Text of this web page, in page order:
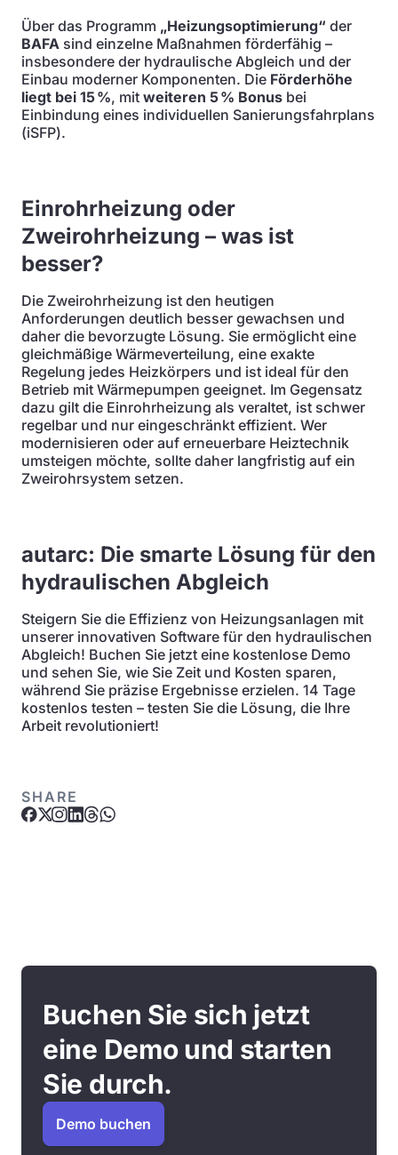
Über das Programm „Heizungsoptimierung“ der
BAFA sind einzelne Maßnahmen förderfähig –
insbesondere der hydraulische Abgleich und der
Einbau moderner Komponenten. Die Förderhöhe
liegt bei 15 %, mit weiteren 5 % Bonus bei
Einbindung eines individuellen Sanierungsfahrplans
(iSFP).
Einrohrheizung oder
Zweirohrheizung – was ist
besser?
Die Zweirohrheizung ist den heutigen
Anforderungen deutlich besser gewachsen und
daher die bevorzugte Lösung. Sie ermöglicht eine
gleichmäßige Wärmeverteilung, eine exakte
Regelung jedes Heizkörpers und ist ideal für den
Betrieb mit Wärmepumpen geeignet. Im Gegensatz
dazu gilt die Einrohrheizung als veraltet, ist schwer
regelbar und nur eingeschränkt effizient. Wer
modernisieren oder auf erneuerbare Heiztechnik
umsteigen möchte, sollte daher langfristig auf ein
Zweirohrsystem setzen.
autarc: Die smarte Lösung für den
hydraulischen Abgleich
Steigern Sie die Effizienz von Heizungsanlagen mit
unserer innovativen Software für den hydraulischen
Abgleich! Buchen Sie jetzt eine kostenlose Demo
und sehen Sie, wie Sie Zeit und Kosten sparen,
während Sie präzise Ergebnisse erzielen. 14 Tage
kostenlos testen – testen Sie die Lösung, die Ihre
Arbeit revolutioniert!
SHARE
Buchen Sie sich jetzt
eine Demo und starten
Sie durch.
Demo buchen